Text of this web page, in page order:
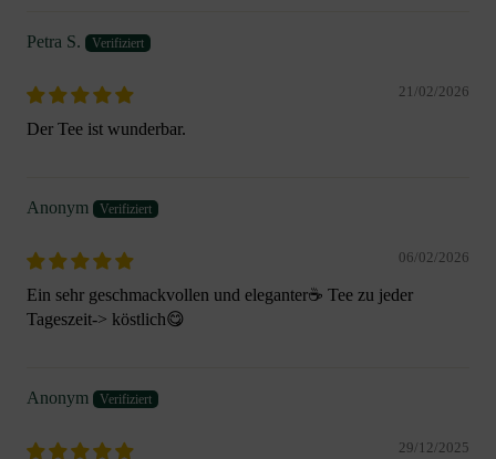
Petra S.
21/02/2026
Der Tee ist wunderbar.
Anonym
06/02/2026
Ein sehr geschmackvollen und eleganter☕️ Tee zu jeder
Tageszeit-> köstlich😋
Anonym
29/12/2025